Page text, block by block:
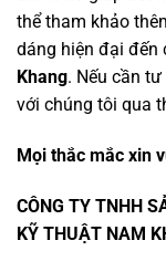
thể tham khảo
dáng hiện đại đến
Khang. Nếu cần
với chúng tôi qua
Mọi thắc mắc xin
CÔNG TY TNHH
KỸ THUẬT NAM